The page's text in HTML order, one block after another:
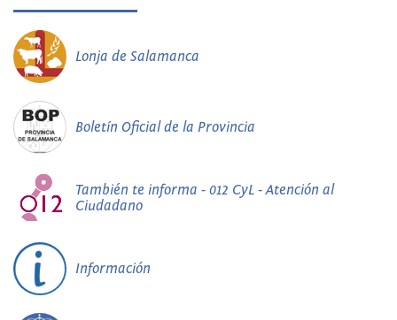
Lonja de Salamanca
Boletín Oficial de la Provincia
También te informa - 012 CyL - Atención al
Ciudadano
Información